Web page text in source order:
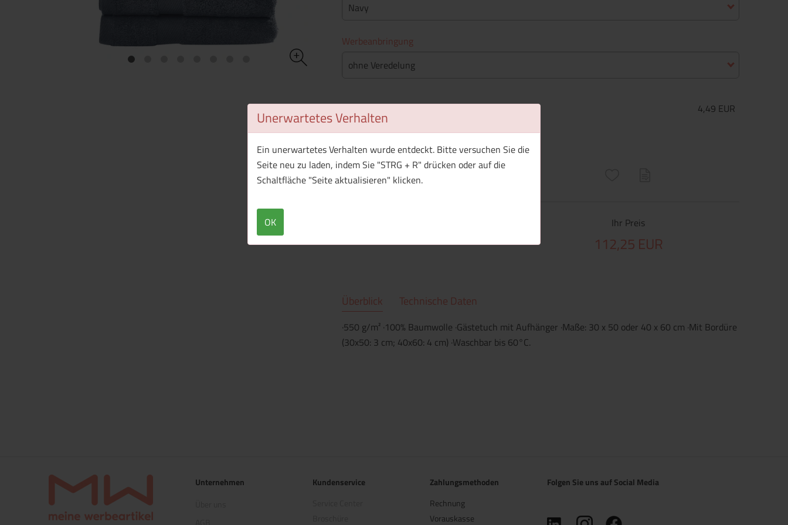
Unerwartetes Verhalten
Ein unerwartetes Verhalten wurde entdeckt. Bitte versuchen Sie die
Seite neu zu laden, indem Sie "STRG + R" drücken oder auf die
Schaltfläche "Seite aktualisieren" klicken.
OK
Navy
Werbeanbringung
ohne Veredelung
Stückpreis
4,49 EUR
Mindestbestellmenge: 25 Stück
WhatsApp (#[creator\plugin\share\core\structs\SocialSharingServiceSettings]:only_chrome#)
FacebookTwitter (#[creator\plugin\share\core\structs\SocialSharingServiceSettings]:formaly_twitter#)
Ihr Preis
112,25 EUR
Überblick Technische Daten
·550 g/m² ·100% Baumwolle ·Gästetuch mit Aufhänger ·Maße: 30 x 50 oder 40 x 60 cm ·Mit Bordüre
(30x50: 3 cm; 40x60: 4 cm) ·Waschbar bis 60°C.
Unternehmen
Kundenservice
Zahlungsmethoden
Rechnung
Vorauskasse
Folgen Sie uns auf Social Media
(öffnet in neuem Tab)
(öffnet in neuem Tab)